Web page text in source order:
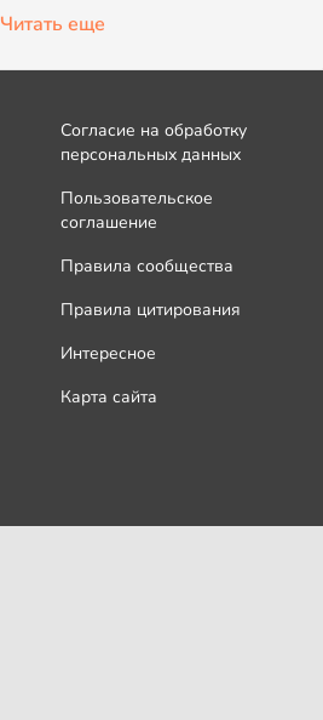
Читать еще
Согласие на обработку
персональных данных
Пользовательское
соглашение
Правила сообщества
Правила цитирования
Интересное
Карта сайта